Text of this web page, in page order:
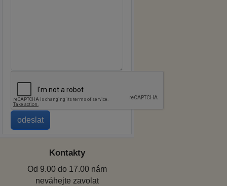
Kontakty
Od 9.00 do 17.00 nám
neváhejte zavolat